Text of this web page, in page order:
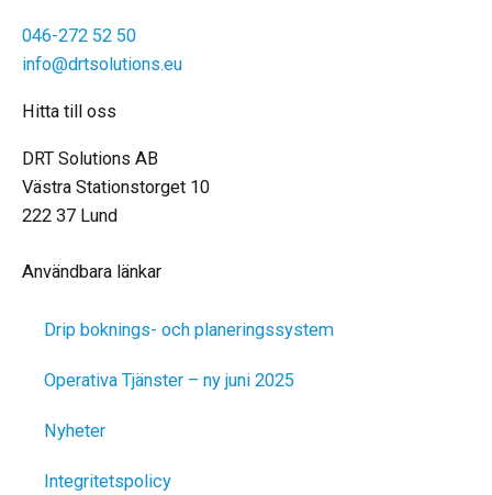
046-272 52 50
info@drtsolutions.eu
Hitta till oss
DRT Solutions AB
Västra Stationstorget 10
222 37 Lund
Användbara länkar
Drip boknings- och planeringssystem
Operativa Tjänster – ny juni 2025
Nyheter
Integritetspolicy